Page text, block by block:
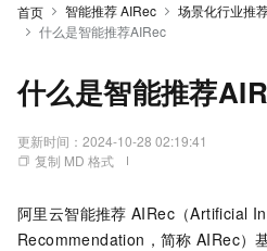
首页 智能推荐 AIRec 场景化行业推
什么是智能推荐AIRec
什么是智能推荐
更新时间： 2024-10-28 02:19:41
复制 MD 格式
阿里云智能推荐 AIRec（Artificial
Recommendation，简称 AIRec）